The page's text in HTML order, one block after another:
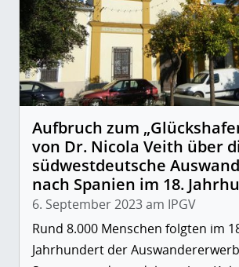
Aufbruch zum
von Dr. Nicola Veith über
südwestdeutsche
nach Spanien im 18.
6. September 2023 am IPGV
Rund 8.000 Menschen folgten im
Jahrhundert der